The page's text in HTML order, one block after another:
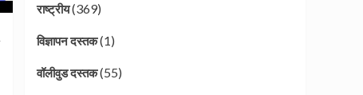
राष्ट्रीय(369)
विज्ञापन दस्तक(1)
वॉलीवुड दस्तक(55)